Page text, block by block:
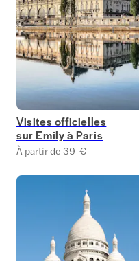
Visites officielles
sur Emily à Paris
À partir de 39 €